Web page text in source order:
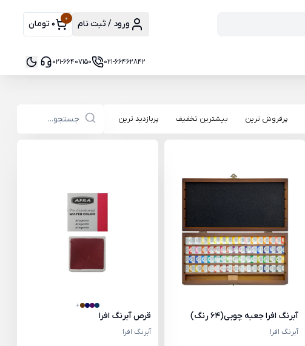
ورود / ثبت نام 0 0 تومان
021-66462842
021-66407150
پرفروش ترین بیشترین تخفیف پربازدید ترین
آبرنگ افرا جعبه چوبی(64 رنگ)
آبرنگ افرا
قرص آبرنگ افرا
آبرنگ افرا